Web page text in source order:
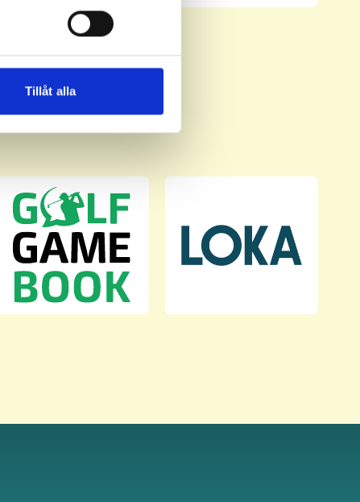
information från din enhet
kombinera informationen
Tillåt alla